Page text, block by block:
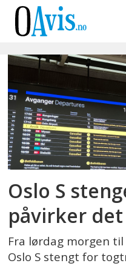
Emne:
oslo
s
Oslo S
påvirker
Fra lørdag morgen
Oslo S stengt for